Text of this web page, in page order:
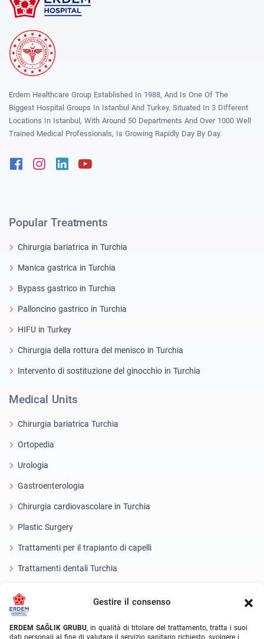
Gestire il consenso
ERDEM SAĞLIK GRUBU, in qualità di titolare del trattamento, tratta i suoi
dati personali al fine di valutare il servizio sanitario richiesto, svolgere i
Erdem Healthcare Group Established In 1988, And Is One Of The
Biggest Hospital Groups In Istanbul And Turkey. Situated In 3 Different
Locations In Istanbul, With Around 50 Departments And Over 1000 Well
Trained Medical Professionals, Is Growing Rapidly Day By Day.
FacebookInstagram
Linkedin
Popular Treatments
Chirurgia bariatrica in Turchia
Manica gastrica in Turchia
Bypass gastrico in Turchia
Palloncino gastrico in Turchia
HIFU in Turkey
Chirurgia della rottura del menisco in Turchia
Intervento di sostituzione del ginocchio in Turchia
Medical Units
Chirurgia bariatrica Turchia
Ortopedia
Urologia
Gastroenterologia
Chirurgia cardiovascolare in Turchia
Plastic Surgery
Trattamenti per il trapianto di capelli
Trattamenti dentali Turchia
About Erdem